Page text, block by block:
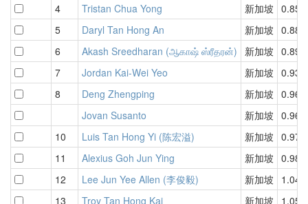
4
Tristan Chua Yong 新加坡 0.85
5
Daryl Tan Hong An 新加坡 0.88
6
Akash Sreedharan (ஆகாஷ் ஸ்ரீதரன்) 新加坡 0.89
7
Jordan Kai-Wei Yeo 新加坡 0.93
8
Deng Zhengping 新加坡 0.96
Jovan Susanto
新加坡 0.96
10
Luis Tan Hong Yi (陈宏溢) 新加坡 0.97
11
Alexius Goh Jun Ying 新加坡 0.98
12
Lee Jun Yee Allen (李俊毅) 新加坡
1.04
13
Troy Tan Hong Kai 新加坡
1.05